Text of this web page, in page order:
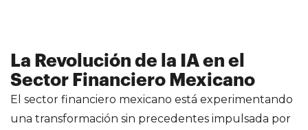
La Revolución de la IA en el
Sector Financiero Mexicano
El sector financiero mexicano está experimentando
una transformación sin precedentes impulsada por